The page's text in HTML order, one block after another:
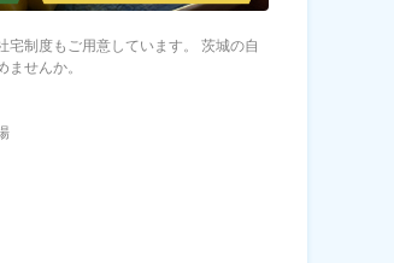
宅制度もご用意しています。 茨城の自
せんか。